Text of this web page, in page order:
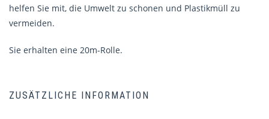
helfen Sie mit, die Umwelt zu schonen und Plastikmüll zu
vermeiden.
Sie erhalten eine 20m-Rolle.
ZUSÄTZLICHE INFORMATION